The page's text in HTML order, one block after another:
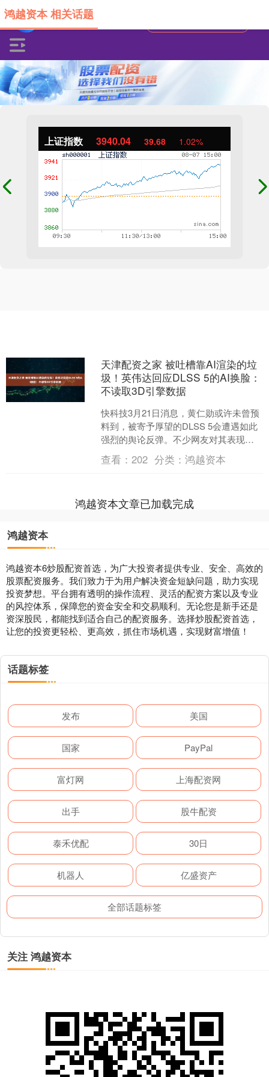
上证指数 3940.04 39.68 1.02%
鸿越资本 相关话题
天津配资之家 被吐槽靠AI渲染的垃
圾！英伟达回应DLSS 5的AI换脸：
不读取3D引擎数据
快科技3月21日消息，黄仁勋或许未曾预
料到，被寄予厚望的DLSS 5会遭遇如此
强烈的舆论反弹。不少网友对其表现大
失所望，甚至将其直接讥讽为AI渲染换脸
的低质量产....
查看：202 分类：鸿越资本
鸿越资本文章已加载完成
鸿越资本
鸿越资本6炒股配资首选，为广大投资者提供专业、安全、高效的
股票配资服务。我们致力于为用户解决资金短缺问题，助力实现
投资梦想。平台拥有透明的操作流程、灵活的配资方案以及专业
的风控体系，保障您的资金安全和交易顺利。无论您是新手还是
资深股民，都能找到适合自己的配资服务。选择炒股配资首选，
让您的投资更轻松、更高效，抓住市场机遇，实现财富增值！
话题标签
发布 美国
国家 PayPal
富灯网 上海配资网
出手 股牛配资
泰禾优配 30日
机器人 亿盛资产
全部话题标签
关注 鸿越资本